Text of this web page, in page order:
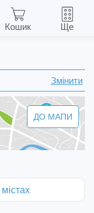
Змінити
ДО МАПИ
Кошик Ще